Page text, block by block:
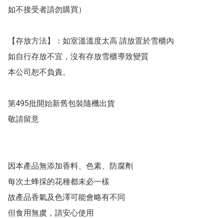
如不接受者請勿購買）
【存放方法】：如室溫溫度太高 請放置於雪櫃內
如自行存放不宜，沒有存放雪櫃導致變質
本公司恕不負責。
第495批開始新舊包裝隨機出貨
敬請留意
因本產品無添加香料、色素、防腐劑
每次土蜂採的花種都未必一樣
故產品香氣及色澤可能會略有不同
但食用無虞，請安心使用